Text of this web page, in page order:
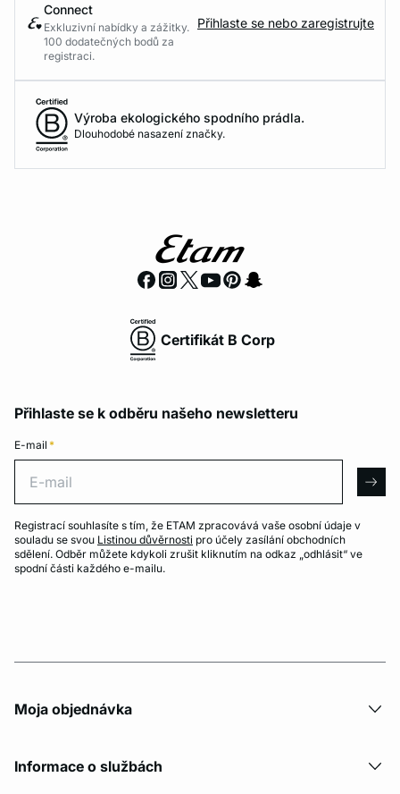
Connect
Exkluzivní nabídky a zážitky.
100 dodatečných bodů za
registraci.
Přihlaste se nebo zaregistrujte
Výroba ekologického spodního prádla.
Dlouhodobé nasazení značky.
Certifikát B Corp
Přihlaste se k odběru našeho newsletteru
E-mail *
Registrací souhlasíte s tím, že ETAM zpracovává vaše osobní údaje v
souladu se svou Listinou důvěrnosti pro účely zasílání obchodních
sdělení. Odběr můžete kdykoli zrušit kliknutím na odkaz „odhlásit“ ve
spodní části každého e-mailu.
Moja objednávka
Informace o službách